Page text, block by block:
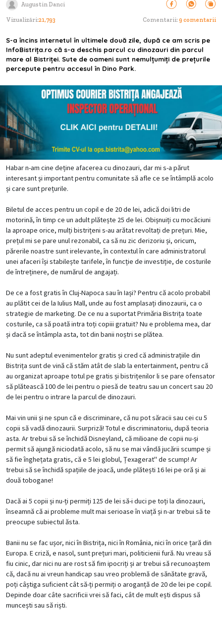
Augustin Danci
Vizualizări:21,793 Comentarii: 9 comentarii
S-a încins internetul în ultimele două zile, după ce am scris pe
InfoBistrița.ro că s-a deschis parcul cu dinozauri din parcul
mare al Bistriței. Sute de oameni sunt nemulțumiți de prețurile
percepute pentru accesul în Dino Park.
Habar n-am cine deține afacerea cu dinozauri, dar mi s-a părut
interesant și important pentru comunitate să afle ce se întâmplă acolo
și care sunt prețurile.
Biletul de acces pentru un copil e de 20 de lei, adică doi litri de
motorină, în timp ce un adult plătește 25 de lei. Obișnuiți cu mocăciuni
la aproape orice, mulți bistrițeni s-au arătat revoltați de prețuri. Mie,
prețul mi se pare unul rezonabil, ca să nu zic derizoriu și, oricum,
părerile noastre sunt irelevante, în contextul în care administratorul
unei afaceri își stabilește tarifele, în funcție de investiție, de costurile
de întreținere, de numărul de angajați.
De ce a fost gratis în Cluj-Napoca sau în Iași? Pentru că acolo probabil
au plătit cei de la Iulius Mall, unde au fost amplasați dinozaurii, ca o
strategie de marketing. De ce nu a suportat Primăria Bistrița toate
costurile, ca să poată intra toți copiii gratuit? Nu e problema mea, dar
și dacă se întâmpla asta, tot din banii noștri se plătea.
Nu sunt adeptul evenimentelor gratis și cred că administrațiile din
Bistrița sunt de vină că stăm atât de slab la entertainment, pentru că
au organizat aproape totul pe gratis și bistrițenilor li se pare ofensator
să plătească 100 de lei pentru o piesă de teatru sau un concert sau 20
de lei pentru o intrare la parcul de dinozauri.
Mai vin unii și ne spun că e discriminare, că nu pot săracii sau cei cu 5
copii să vadă dinozaurii. Surpriză! Totul e discriminatoriu, după teoria
asta. Ar trebui să se închidă Disneyland, că milioane de copii nu-și
permit să ajungă niciodată acolo, să nu se mai vândă jucării scumpe și
să fie înghețata gratis, că e 5 lei globul, Țexagerat" de scump! Ar
trebui să se închidă spațiile de joacă, unde plătești 16 lei pe oră și ai
două tobogane!
Dacă ai 5 copii și nu-ți permiți 125 de lei să-i duci pe toți la dinozauri,
înseamnă că ai probleme mult mai serioase în viață și n-ar trebui să te
preocupe subiectul ăsta.
Banii nu se fac ușor, nici în Bistrița, nici în România, nici în orice țară din
Europa. E criză, e nasol, sunt prețuri mari, politicienii fură. Nu vreau să
fiu cinic, dar nici nu are rost să fim ipocriți și ar trebui să recunoaștem
că, dacă nu ai vreun handicap sau vreo problemă de sănătate gravă,
poți câștiga suficient cât să-ți permiți o aroganță de 20 de lei pe copil.
Depinde doar câte sacrificii vrei să faci, cât de mult ești dispus să
muncești sau să riști.